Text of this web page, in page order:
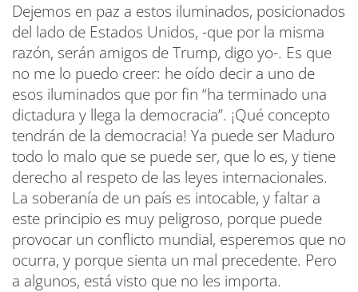
Dejemos en paz a estos iluminados, posicionados
del lado de Estados Unidos, -que por la misma
razón, serán amigos de Trump, digo yo-. Es que
no me lo puedo creer: he oído decir a uno de
esos iluminados que por fin “ha terminado una
dictadura y llega la democracia”. ¡Qué concepto
tendrán de la democracia! Ya puede ser Maduro
todo lo malo que se puede ser, que lo es, y tiene
derecho al respeto de las leyes internacionales.
La soberanía de un país es intocable, y faltar a
este principio es muy peligroso, porque puede
provocar un conflicto mundial, esperemos que no
ocurra, y porque sienta un mal precedente. Pero
a algunos, está visto que no les importa.